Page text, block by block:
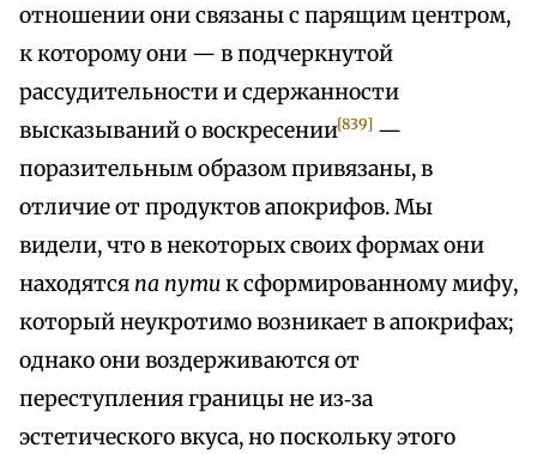
отношении они связаны с парящим центром,
к которому они — в подчеркнутой
рассудительности и сдержанности
высказываний о воскресении[839] —
поразительным образом привязаны, в
отличие от продуктов апокрифов. Мы
видели, что в некоторых своих формах они
находятся па путик сформированному мифу,
который неукротимо возникает в апокрифах;
однако они воздерживаются от
переступления границы не из‑за
эстетического вкуса, но поскольку этого